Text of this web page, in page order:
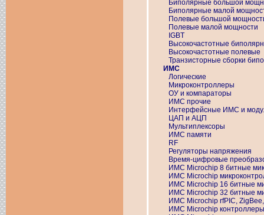
Биполярные большой
Биполярные малой
Полевые большой
Полевые малой мощности
IGBT
Высокочастотные
Высокочастотные полевые
Транзисторные сборки
ИМС
Логические
Микроконтроллеры
ОУ и компараторы
ИМС прочие
Интерфейсные ИМС и
ЦАП и АЦП
Мультиплексоры
ИМС памяти
RF
Регуляторы напряжения
Время-цифровые
ИМС Microchip 8 битные
ИМС Microchip
ИМС Microchip 16 битные
ИМС Microchip 32 битные
ИМС Microchip rfPIC,
ИМС Microchip